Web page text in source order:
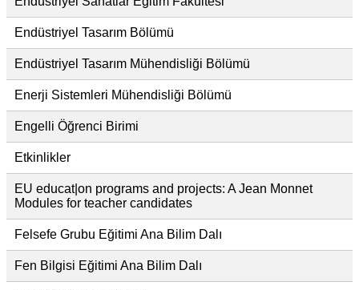
Endüstriyel Tasarım Bölümü
Endüstriyel Tasarım Mühendisliği Bölümü
Enerji Sistemleri Mühendisliği Bölümü
Engelli Öğrenci Birimi
Etkinlikler
EU educat|on programs and projects: A Jean Monnet
Modules for teacher candidates
Felsefe Grubu Eğitimi Ana Bilim Dalı
Fen Bilgisi Eğitimi Ana Bilim Dalı